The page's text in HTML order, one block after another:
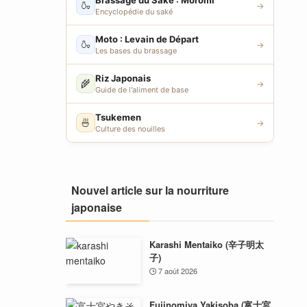
🍶
Encyclopédie du saké
→
🍶 Moto : Levain de Départ
Les bases du brassage
→
🌾 Riz Japonais
Guide de l'aliment de base
→
🍜 Tsukemen
Culture des nouilles
→
Nouvel article sur la nourriture
japonaise
Karashi Mentaiko (辛子明太
子)
7 août 2026